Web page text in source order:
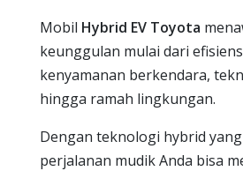
Mobil Hybrid EV Toyota
keunggulan mulai dari
kenyamanan berkendara,
hingga ramah lingkungan.
Dengan teknologi hybrid
perjalanan mudik Anda bisa